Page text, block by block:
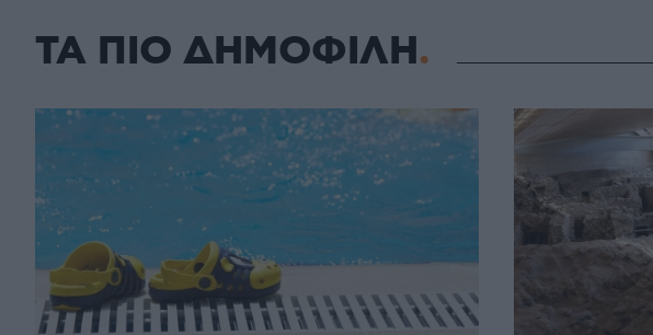
ΤΑ ΠΙΟ ΔΗΜΟΦΙΛΗ